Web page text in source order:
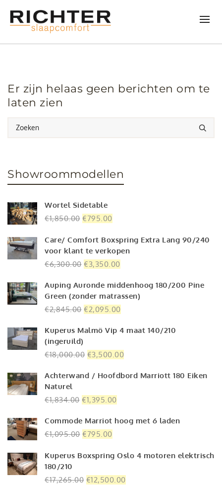
Er zijn helaas geen berichten om te
laten zien
Showroommodellen
Wortel Sidetable
€1,850.00 Oorspronkelijke
was:
€1,850.00.
€795.00Huidige
is:
€795.00.
Care/ Comfort Boxspring Extra Lang 90/240
voor klant te verkopen
€6,300.00 Oorspronkelijke
was:
€6,300.00.
€3,350.00Huidige
is:
€3,350.00.
Auping Auronde middenhoog 180/200 Pine
Green (zonder matrassen)
€2,845.00 Oorspronkelijke
was:
€2,095.00Huidige
is:
Kuperus Malmö Vip 4 maat 140/210
(ingeruild)
€18,000.00 Oorspronkelijke
was:
€3,500.00Huidige
is:
Achterwand / Hoofdbord Marriott 180 Eiken
Naturel
€1,834.00 Oorspronkelijke
was:
€1,834.00.
€1,395.00Huidige
is:
Commode Marriot hoog met 6 laden
€1,095.00 Oorspronkelijke
was:
€795.00Huidige
is:
Kuperus Boxspring Oslo 4 motoren elektrisch
180/210
€17,265.00 Oorspronkelijke
€12,500.00Huidige